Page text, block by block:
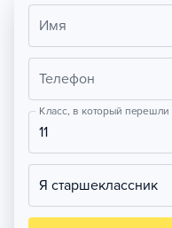
Имя
Телефон
Класс, в который перешли
11
Я старшеклассник